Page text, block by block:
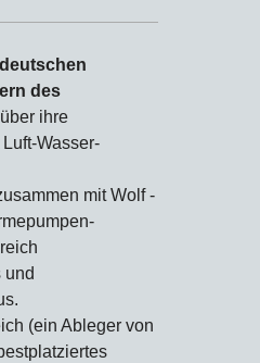
des
über ihre
Wasser-
mit Wolf -
und
(ein Ableger von